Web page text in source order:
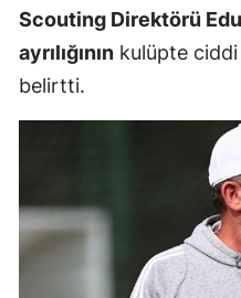
Scouting Direktörü
ayrılığının kulüpte
belirtti.